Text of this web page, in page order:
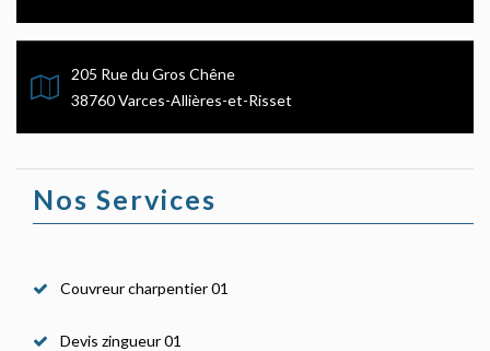
205 Rue du Gros Chêne
38760 Varces-Allières-et-Risset
Nos Services
Couvreur charpentier 01
Devis zingueur 01